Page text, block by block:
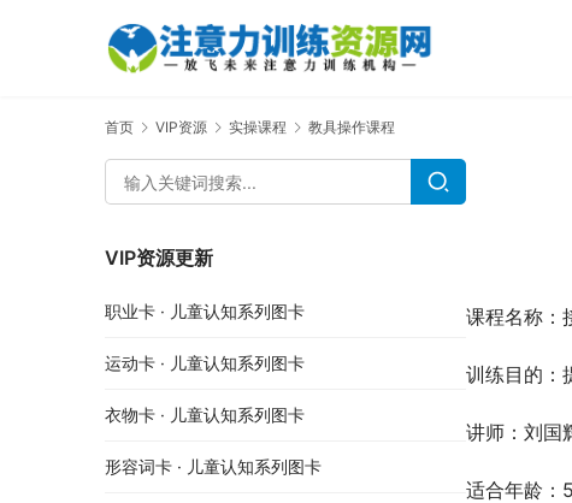
首页 VIP资源 实操课程 教具操作课程
课程名称：
训练目的：
讲师：刘国
适合年龄：
VIP资源更新
职业卡 · 儿童认知系列图卡
运动卡 · 儿童认知系列图卡
衣物卡 · 儿童认知系列图卡
形容词卡 · 儿童认知系列图卡